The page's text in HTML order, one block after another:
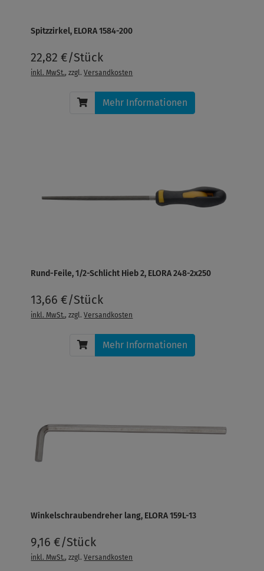
Spitzzirkel, ELORA 1584-200
22,82 €/Stück
inkl. MwSt., zzgl.Versandkosten
Mehr Informationen
Rund-Feile, 1/2-Schlicht Hieb 2, ELORA 248-2x250
13,66 €/Stück
inkl. MwSt., zzgl.Versandkosten
Mehr Informationen
Winkelschraubendreher lang, ELORA 159L-13
9,16 €/Stück
inkl. MwSt., zzgl.Versandkosten